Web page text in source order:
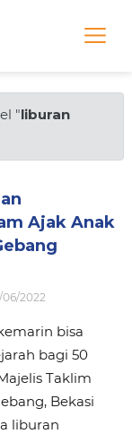
"liburan
Ajak Anak
2022
bisa
bagi 50
Taklim
Bekasi
liburan